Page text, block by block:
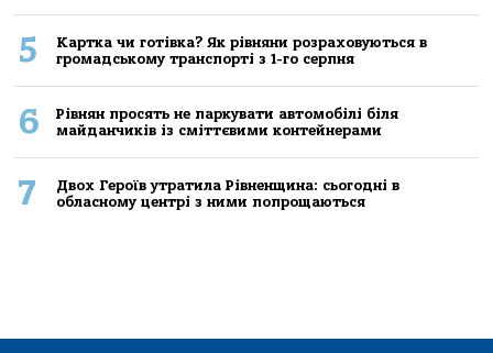
5
Картка чи готівка? Як рівняни розраховуються в
громадському транспорті з 1-го серпня
6
Рівнян просять не паркувати автомобілі біля
майданчиків із сміттєвими контейнерами
7
Двох Героїв утратила Рівненщина: сьогодні в
обласному центрі з ними попрощаються